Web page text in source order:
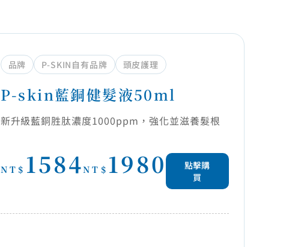
品牌 P-SKIN自有品牌 頭皮護理
P-skin藍銅健髮液50ml
新升級藍銅胜肽濃度1000ppm，強化並滋養髮根
NT$ 1584NT$ 1980
點擊購
買